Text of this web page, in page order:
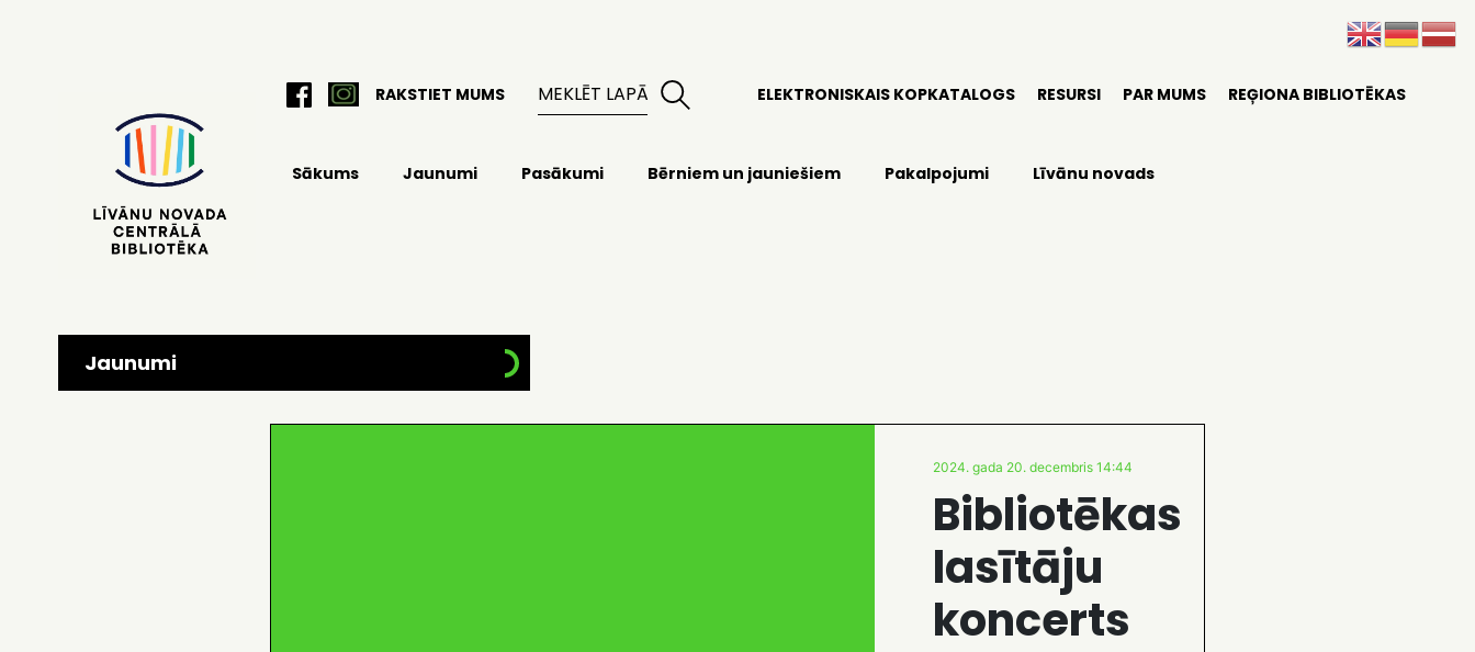
RAKSTIET MUMS ELEKTRONISKAIS KOPKATALOGS RESURSI PAR MUMS REĢIONA BIBLIOTĒKAS
Sākums Jaunumi Pasākumi Bērniem un jauniešiem Pakalpojumi Līvānu novads
Jaunumi
2024. gada 20. decembris 14:44
Bibliotēkas
lasītāju
koncerts